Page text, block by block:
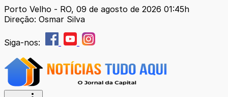
Porto Velho - RO, 09 de agosto de 2026 01:45h
Direção: Osmar Silva
Siga-nos: